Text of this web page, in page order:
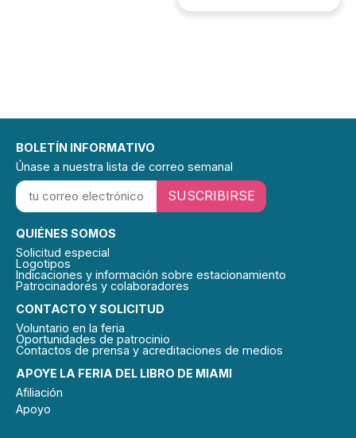
APOYE LA FERIA DEL LIBRO DE MIAMI
Afiliación
Apoyo
CONTACTO Y SOLICITUD
Voluntario en la feria
Oportunidades de patrocinio
Contactos de prensa y acreditaciones de medios
QUIÉNES SOMOS
Solicitud especial
Logotipos
Indicaciones y información sobre estacionamiento
Patrocinadores y colaboradores
BOLETÍN INFORMATIVO
Únase a nuestra lista de correo semanal
SUSCRIBIRSE